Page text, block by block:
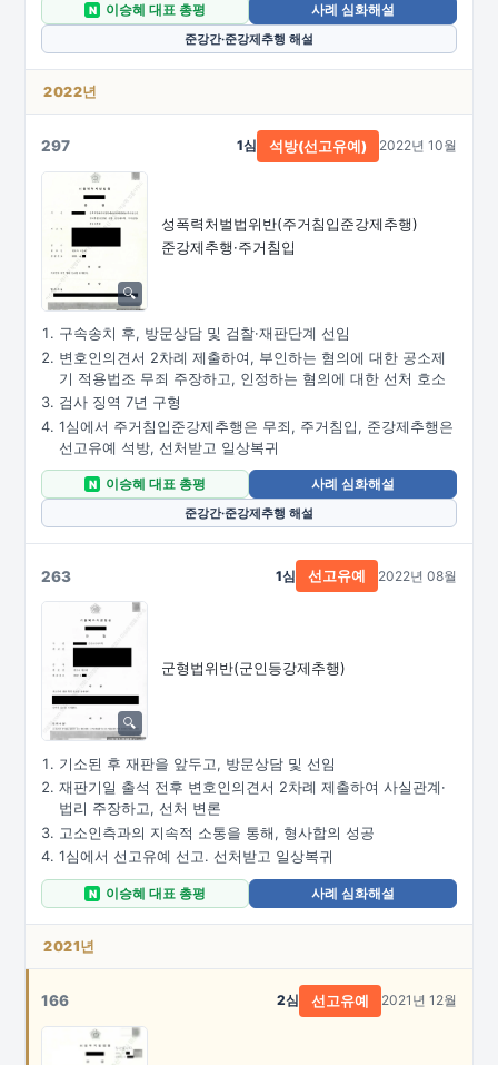
N 이승혜 대표 총평
사례 심화해설
준강간·준강제추행 해설
2022년
297
성폭력처벌법위반(주거침입준강제추행)
준강제추행·주거침입
1심 석방(선고유예) 2022년 10월
구속송치 후, 방문상담 및 검찰·재판단계 선임
변호인의견서 2차례 제출하여, 부인하는 혐의에 대한 공소제
기 적용법조 무죄 주장하고, 인정하는 혐의에 대한 선처 호소
검사 징역 7년 구형
1심에서 주거침입준강제추행은 무죄, 주거침입, 준강제추행은
선고유예 석방, 선처받고 일상복귀
N 이승혜 대표 총평
사례 심화해설
준강간·준강제추행 해설
263
군형법위반(군인등강제추행)
1심 선고유예 2022년 08월
기소된 후 재판을 앞두고, 방문상담 및 선임
재판기일 출석 전후 변호인의견서 2차례 제출하여 사실관계·
법리 주장하고, 선처 변론
고소인측과의 지속적 소통을 통해, 형사합의 성공
1심에서 선고유예 선고. 선처받고 일상복귀
N 이승혜 대표 총평 사례 심화해설
2021년
166 2심 선고유예 2021년 12월